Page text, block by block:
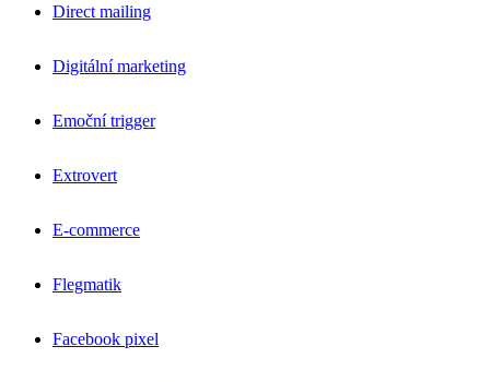
Direct mailing
Digitální marketing
Emoční trigger
Extrovert
E-commerce
Flegmatik
Facebook pixel